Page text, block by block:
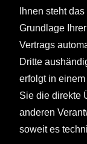
Ihnen steht
Grundlage
Vertrags
Dritte
erfolgt in
Sie die direkte
anderen
soweit es